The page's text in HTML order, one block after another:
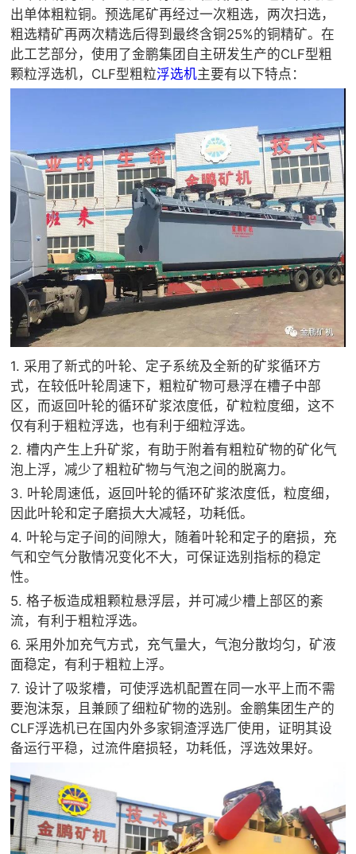
出单体粗粒铜。预选尾矿再经过一次粗选，两次扫选，
粗选精矿再两次精选后得到最终含铜25%的铜精矿。在
此工艺部分，使用了金鹏集团自主研发生产的CLF型粗
颗粒浮选机，CLF型粗粒浮选机主要有以下特点：
1. 采用了新式的叶轮、定子系统及全新的矿浆循环方
式，在较低叶轮周速下，粗粒矿物可悬浮在槽子中部
区，而返回叶轮的循环矿浆浓度低，矿粒粒度细，这不
仅有利于粗粒浮选，也有利于细粒浮选。
2. 槽内产生上升矿浆，有助于附着有粗粒矿物的矿化气
泡上浮，减少了粗粒矿物与气泡之间的脱离力。
3. 叶轮周速低，返回叶轮的循环矿浆浓度低，粒度细，
因此叶轮和定子磨损大大减轻，功耗低。
4. 叶轮与定子间的间隙大，随着叶轮和定子的磨损，充
气和空气分散情况变化不大，可保证选别指标的稳定
性。
5. 格子板造成粗颗粒悬浮层，并可减少槽上部区的紊
流，有利于粗粒浮选。
6. 采用外加充气方式，充气量大，气泡分散均匀，矿液
面稳定，有利于粗粒上浮。
7. 设计了吸浆槽，可使浮选机配置在同一水平上而不需
要泡沫泵，且兼顾了细粒矿物的选别。金鹏集团生产的
CLF浮选机已在国内外多家铜渣浮选厂使用，证明其设
备运行平稳，过流件磨损轻，功耗低，浮选效果好。